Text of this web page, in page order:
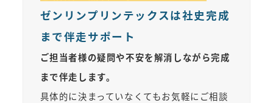
ゼンリンプリンテックスは社史完成
まで伴走サポート
ご担当者様の疑問や不安を解消しながら完成
まで伴走します。
具体的に決まっていなくてもお気軽にご相談